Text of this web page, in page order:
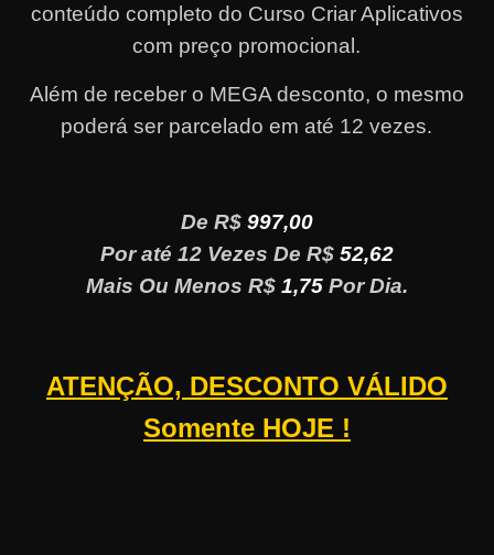
conteúdo completo do Curso Criar Aplicativos
com preço promocional.
Além de receber o MEGA desconto, o mesmo
poderá ser parcelado em até 12 vezes.
De R$ 997,00
Por até 12 Vezes De R$ 52,62
Mais Ou Menos R$ 1,75Por Dia.
ATENÇÃO, DESCONTO VÁLIDO
Somente HOJE !